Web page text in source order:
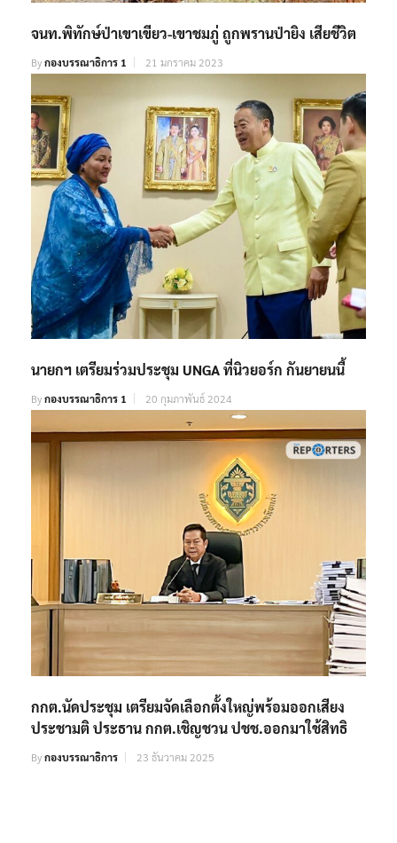
จนท.พิทักษ์ป่าเขาเขียว-เขาชมภู่ ถูกพรานป่ายิง เสียชีวิต
Byกองบรรณาธิการ 1 21 มกราคม 2023
นายกฯ เตรียมร่วมประชุม UNGA ที่นิวยอร์ก กันยายนนี้
Byกองบรรณาธิการ 1 20 กุมภาพันธ์ 2024
กกต.นัดประชุม เตรียมจัดเลือกตั้งใหญ่พร้อมออกเสียง
ประชามติ ประธาน กกต.เชิญชวน ปชช.ออกมาใช้สิทธิ
Byกองบรรณาธิการ 23 ธันวาคม 2025